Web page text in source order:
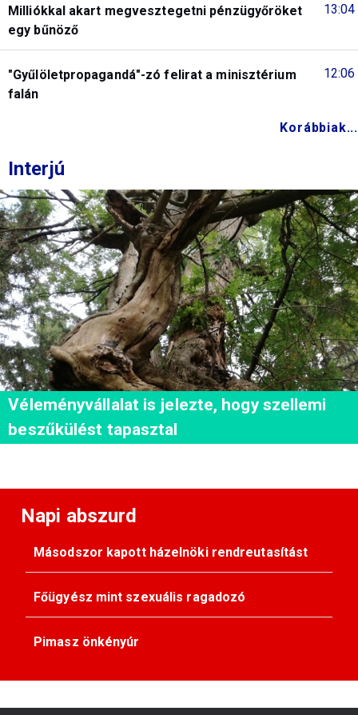
13:04
Milliókkal akart megvesztegetni pénzügyőröket
egy bűnöző
12:06
"Gyűlöletpropagandá"-zó felirat a minisztérium
falán
Korábbiak...
Interjú
Véleményvállalat is jelezte, hogy szellemi
beszűkülést tapasztal
Napi abszurd
Másodszor kapott házelnöki rendreutasítást
Főügyész mint szexuális ragadozó
Pimasz önkényúr